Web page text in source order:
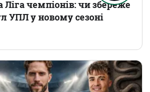
Ліга чемпіонів: чи збереже
УПЛ у новому сезоні